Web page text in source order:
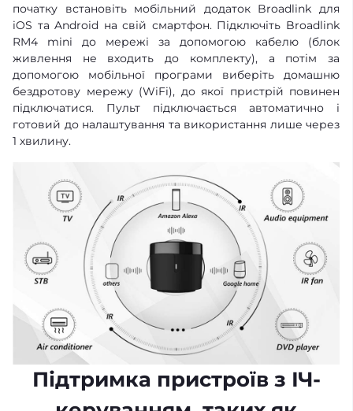
початку встановіть мобільний додаток Broadlink для
iOS та Android на свій смартфон. Підключіть Broadlink
RM4 mini до мережі за допомогою кабелю (блок
живлення не входить до комплекту), а потім за
допомогою мобільної програми виберіть домашню
бездротову мережу (WiFi), до якої пристрій повинен
підключатися. Пульт підключається автоматично і
готовий до налаштування та використання лише через
1 хвилину.
Підтримка пристроїв з ІЧ-